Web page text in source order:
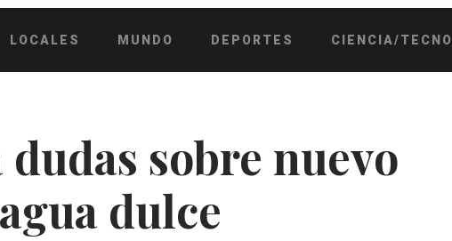
LOCALES MUNDO DEPORTES CIENCIA/TECNO
dudas sobre nuevo
dulce